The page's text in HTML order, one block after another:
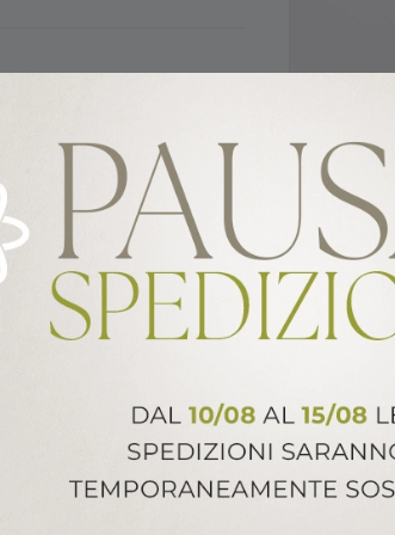
in lavastoviglie.
ALTRI PRODOTTI ARCA ITALY